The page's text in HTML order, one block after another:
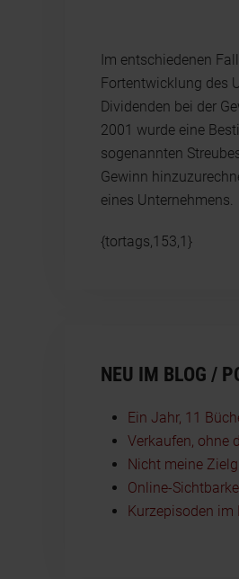
Im entschiedenen
Fortentwicklung des
Dividenden bei der
2001 wurde eine
sogenannten
Gewinn
eines Unternehmens.
{tortags,153,1}
NEU IM BLOG /
Ein Jahr, 11
Verkaufen, ohne
Nicht meine
Online-
Kurzepisoden